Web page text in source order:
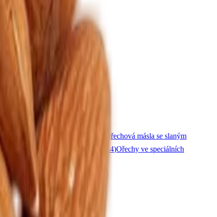
másla
)
6
Ořechová másla se slaným
Ořechový mix v čokoládě 14)Ořechy ve speciálních